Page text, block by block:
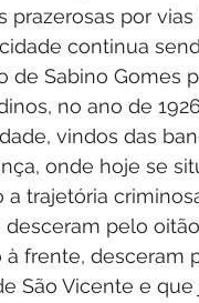
prazerosas por
continua
de Sabino Gomes
no ano de
vindos das
onde hoje se
a trajetória
pelo
à frente, desceram
São Vicente e